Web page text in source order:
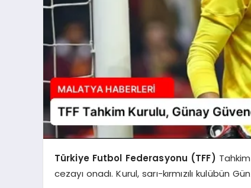
Türkiye Futbol Federasyonu (TFF)
cezayı onadı. Kurul, sarı-kırmızılı kulübün